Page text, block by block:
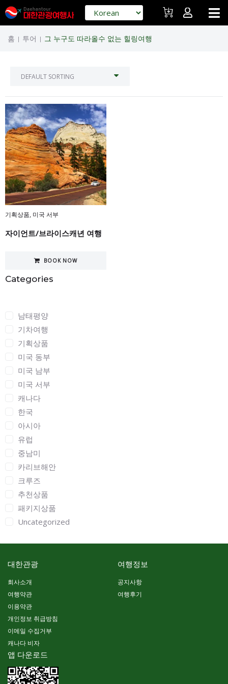
홈 | 투어 | 그 누구도 따라올수 없는 힐링여행
Categories
남태평양
기차여행
기획상품
미국 동부
미국 남부
미국 서부
캐나다
한국
아시아
유럽
중남미
카리브해안
크루즈
추천상품
패키지상품
Uncategorized
기획상품, 미국 서부
자이언트/브라이스캐년 여행
BOOK NOW
대한관광
회사소개
여행약관
이용약관
개인정보 취급방침
이메일 수집거부
캐나다 비자
여행정보
공지사항
여행후기
앱 다운로드